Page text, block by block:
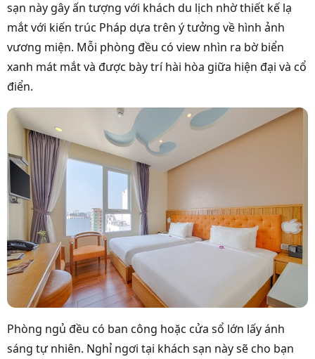
sạn này gây ấn tượng với khách du lịch nhờ thiết kế lạ
mắt với kiến trúc Pháp dựa trên ý tưởng về hình ảnh
vương miện. Mỗi phòng đều có view nhìn ra bờ biển
xanh mát mắt và được bày trí hài hòa giữa hiện đại và cổ
điển.
Phòng ngủ đều có ban công hoặc cửa sổ lớn lấy ánh
sáng tự nhiên. Nghỉ ngơi tại khách sạn này sẽ cho bạn